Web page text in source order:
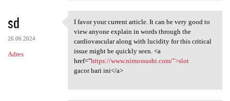
sd
26.06.2024
Adres
I favor your current article.
I favor your current article. It can be very good to
view anyone explain in words through the
cardiovascular along with lucidity for this critical
issue might be quickly seen. <a
href="https://www.nimossushi.com/">slot
gacor hari ini</a>